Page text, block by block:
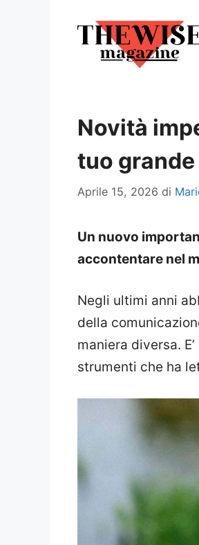
Novità
tuo
Aprile 15, 2026 di
Un nuovo
accontentare nel
Negli ultimi anni
della
maniera diversa.
strumenti che ha